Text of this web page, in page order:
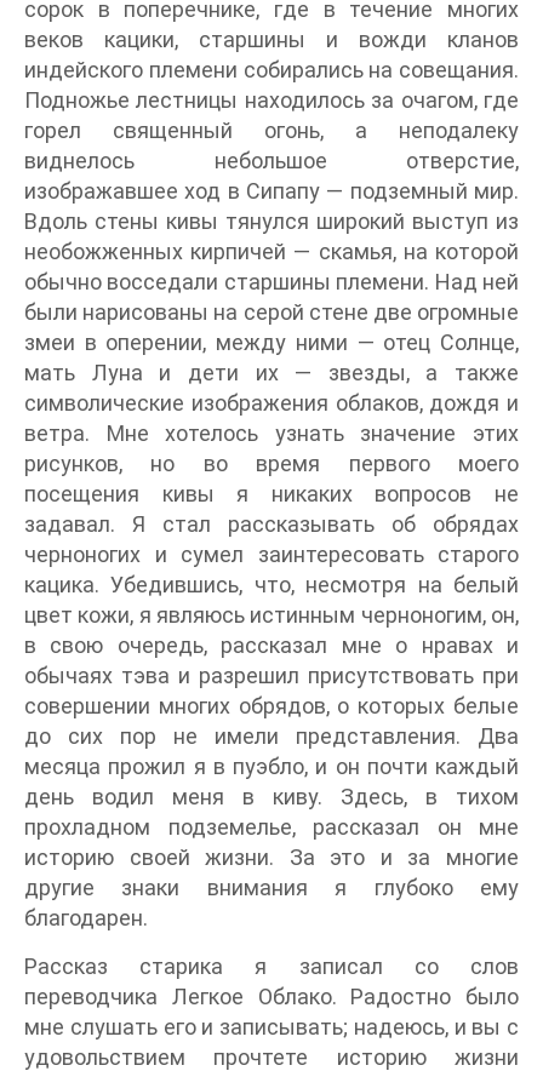
сорок в поперечнике, где в течение многих
веков кацики, старшины и вожди кланов
индейского племени собирались на совещания.
Подножье лестницы находилось за очагом, где
горел священный огонь, а неподалеку
виднелось небольшое отверстие,
изображавшее ход в Сипапу — подземный мир.
Вдоль стены кивы тянулся широкий выступ из
необожженных кирпичей — скамья, на которой
обычно восседали старшины племени. Над ней
были нарисованы на серой стене две огромные
змеи в оперении, между ними — отец Солнце,
мать Луна и дети их — звезды, а также
символические изображения облаков, дождя и
ветра. Мне хотелось узнать значение этих
рисунков, но во время первого моего
посещения кивы я никаких вопросов не
задавал. Я стал рассказывать об обрядах
черноногих и сумел заинтересовать старого
кацика. Убедившись, что, несмотря на белый
цвет кожи, я являюсь истинным черноногим, он,
в свою очередь, рассказал мне о нравах и
обычаях тэва и разрешил присутствовать при
совершении многих обрядов, о которых белые
до сих пор не имели представления. Два
месяца прожил я в пуэбло, и он почти каждый
день водил меня в киву. Здесь, в тихом
прохладном подземелье, рассказал он мне
историю своей жизни. За это и за многие
другие знаки внимания я глубоко ему
благодарен.
Рассказ старика я записал со слов
переводчика Легкое Облако. Радостно было
мне слушать его и записывать; надеюсь, и вы с
удовольствием прочтете историю жизни